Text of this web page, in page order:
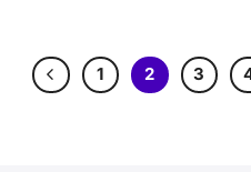
1 2 3